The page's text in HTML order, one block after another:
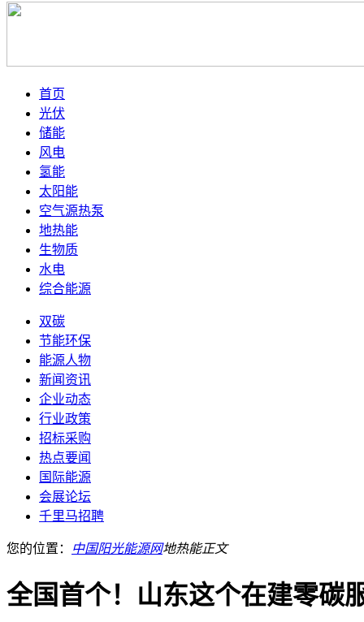
首页
光伏
储能
风电
氢能
太阳能
空气源热泵
地热能
生物质
水电
综合能源
双碳
节能环保
能源人物
新闻资讯
企业动态
行业政策
招标采购
热点要闻
国际能源
会展论坛
千里马招聘
您的位置： 中国阳光能源网地热能正文
全国首个！山东这个在建零碳